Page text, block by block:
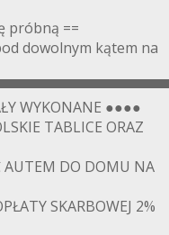
próbną ==
dowolnym kątem na
WYKONANE ●●●●
TABLICE ORAZ
AUTEM DO DOMU NA
SKARBOWEJ 2%